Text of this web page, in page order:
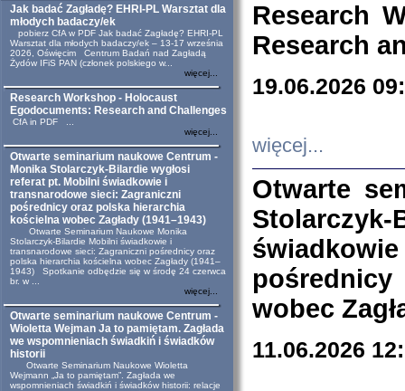
Jak badać Zagładę? EHRI-PL Warsztat dla
młodych badaczy/ek
pobierz CfA w PDF Jak badać Zagładę? EHRI-PL
Warsztat dla młodych badaczy/ek – 13-17 września
2026, Oświęcim Centrum Badań nad Zagładą
Żydów IFiS PAN (członek polskiego w...
więcej...
Research Workshop - Holocaust
Egodocuments: Research and Challenges
CfA in PDF ...
więcej...
Otwarte seminarium naukowe Centrum -
Monika Stolarczyk-Bilardie wygłosi
referat pt. Mobilni świadkowie i
transnarodowe sieci: Zagraniczni
pośrednicy oraz polska hierarchia
kościelna wobec Zagłady (1941–1943)
Otwarte Seminarium Naukowe Monika
Stolarczyk-Bilardie Mobilni świadkowie i
transnarodowe sieci: Zagraniczni pośrednicy oraz
polska hierarchia kościelna wobec Zagłady (1941–
1943) Spotkanie odbędzie się w środę 24 czerwca
br. w ...
więcej...
Otwarte seminarium naukowe Centrum -
Wioletta Wejman Ja to pamiętam. Zagłada
we wspomnieniach świadkiń i świadków
historii
Otwarte Seminarium Naukowe Wioletta
Wejmann „Ja to pamiętam”. Zagłada we
wspomnieniach świadkiń i świadków historii: relacje
Research
Research
19.06.2026
więcej...
Otwarte
wobec
11.06.2026